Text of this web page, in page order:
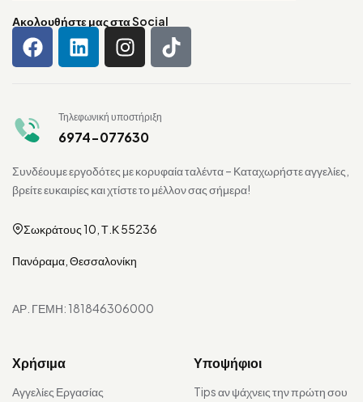
Ακολουθήστε μας στα Social
Τηλεφωνική υποστήριξη
6974-077630
Συνδέουμε εργοδότες με κορυφαία ταλέντα – Καταχωρήστε αγγελίες,
βρείτε ευκαιρίες και χτίστε το μέλλον σας σήμερα!
Σωκράτους 10, Τ.Κ 55236
Πανόραμα, Θεσσαλονίκη
ΑΡ. ΓΕΜΗ: 181846306000
Χρήσιμα
Αγγελίες Εργασίας
Υποψήφιοι
Tips αν ψάχνεις την πρώτη σου